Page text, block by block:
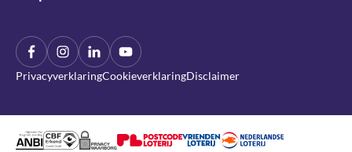
PrivacyverklaringCookieverklaringDisclaimer
FacebookInstagram
LinkInYouTube
Algemeen Nut Beogende Instelling
CBF Erkend Goed Doel
DDMA Privacy Waarborg
Nationale Postcode Loterij
Vrienden LoterijNederlandse Loterij